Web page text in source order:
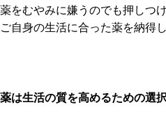
薬をむやみに嫌うのでも押しつ
ご自身の生活に合った薬を納得
薬は生活の質を高めるための選